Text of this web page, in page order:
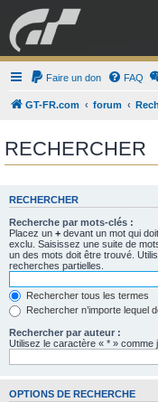
GRAN
ESPORT
Faire un don FAQ
GT-FR.com forum
RECHERCHER
RECHERCHER
Recherche par mots-clés :
Placez un + devant un mot qui
exclu. Saisissez une suite de
un des mots doit être trouvé.
recherches partielles.
Rechercher tous les termes
Rechercher n’importe lequel
Rechercher par auteur :
Utilisez le caractère « * » comme
OPTIONS DE RECHERCHE